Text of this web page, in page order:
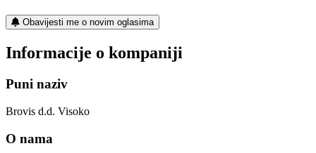
Obavijesti me o novim oglasima
Informacije o kompaniji
Puni naziv
Brovis d.d. Visoko
O nama